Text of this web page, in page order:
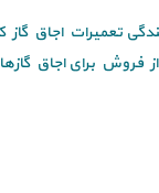
تعمیرات اجاق
فروش برای اجاق